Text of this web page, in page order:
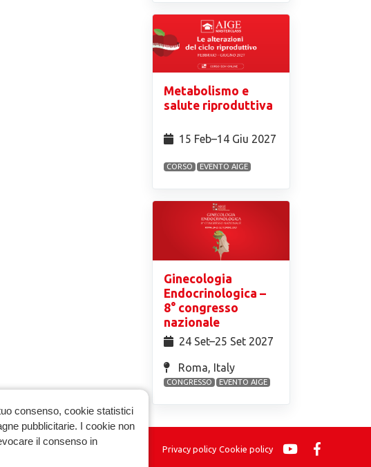
Metabolismo e
salute riproduttiva
15 Feb⁠–14 Giu 2027
CORSO EVENTO AIGE
Ginecologia
Endocrinologica –
8° congresso
nazionale
24 Set⁠–25 Set 2027
Roma, Italy
CONGRESSO EVENTO AIGE
Privacy policy Cookie policy
consenso, cookie statistici
pubblicitarie. I cookie non
il consenso in